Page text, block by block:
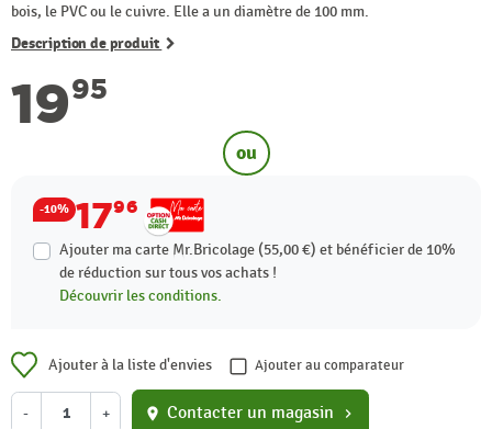
bois, le PVC ou le cuivre. Elle a un diamètre de 100 mm.
Description de produit
1995
ou
-10% 1796
Ajouter ma carte Mr.Bricolage (55,00 €) et bénéficier de 10%
de réduction sur tous vos achats !
Découvrir les conditions.
Ajouter à la liste d'envies Ajouter au comparateur
- + location_on Contacter un magasin chevron_right